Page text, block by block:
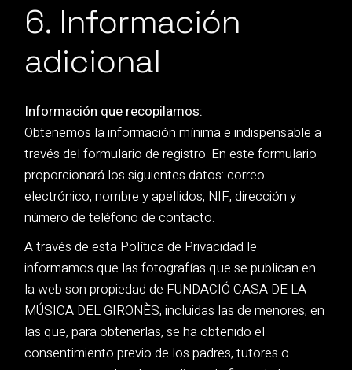
6. Información
adicional
Información que recopilamos:
Obtenemos la información mínima e indispensable a
través del formulario de registro. En este formulario
proporcionará los siguientes datos: correo
electrónico, nombre y apellidos, NIF, dirección y
número de teléfono de contacto.
A través de esta Política de Privacidad le
informamos que las fotografías que se publican en
la web son propiedad de FUNDACIÓ CASA DE LA
MÚSICA DEL GIRONÈS, incluidas las de menores, en
las que, para obtenerlas, se ha obtenido el
consentimiento previo de los padres, tutores o